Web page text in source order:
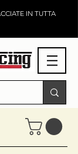
IN TUTTA